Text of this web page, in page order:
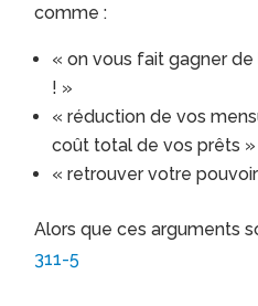
comme :
« on vous fait gagner
! »
« réduction de vos
coût total de vos prêts »
« retrouver votre pouvoir
Alors que ces arguments
311-5